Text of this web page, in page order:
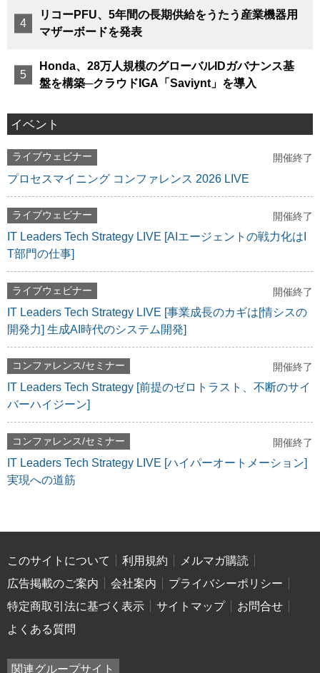
リコーPFU、5年間の長期供給をうたう産業機器用
マザーボードを発表
Honda、28万人規模のグローバルIDガバナンス基
盤を構築─クラウドIGA「Saviynt」を導入
イベント
ライブウェビナー 開催終了
プロセスマイニング コンファレンス 2026 LIVE
ライブウェビナー 開催終了
IT Leaders Tech Strategy LIVE [AIエージェントの戦力化はI
T部門の仕事]
ライブウェビナー 開催終了
IT Leaders Tech Strategy LIVE [事業成長のカギは[情シスの
開発力] 生成AI時代のシステム開発]
コンファレンス/セミナー 開催終了
IT Leaders Tech Strategy [前提のゼロトラスト、不断のサイ
バーハイジーン]
コンファレンス/セミナー 開催終了
IT Leaders Tech Strategy LIVE [ハイパーオートメーション]
実現への道筋
このサイトについて 利用規約
メルマガ購読
広告掲載のご案内
会社案内
プライバシーポリシー
特定商取引法に基づく表示
サイトマップ
お問合せ
よくある質問
関連グループサイト